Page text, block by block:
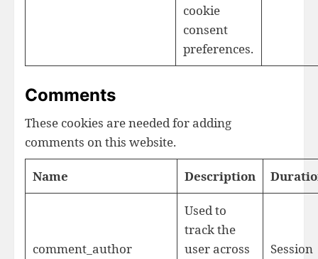
cookie
consent
preferences.
Comments
These cookies are needed for adding
comments on this website.
Name Description
comment_author
Used to
track the
user across
Session